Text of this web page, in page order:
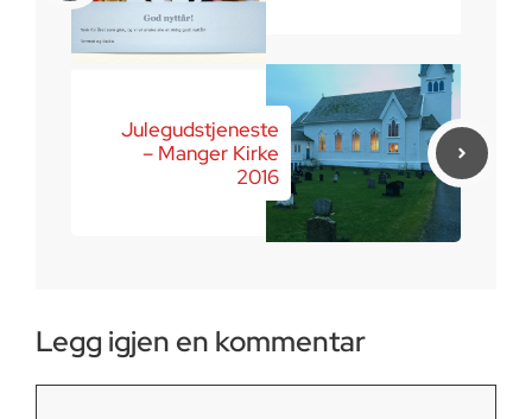
Julegudstjeneste
– Manger Kirke
2016
Legg igjen en kommentar